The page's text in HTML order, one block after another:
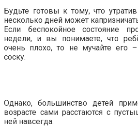
Будьте готовы к тому, что
несколько дней может
Если беспокойное состояние
недели, и вы понимаете, что
очень плохо, то не мучайте его
соску.
Однако, большинство детей
возрасте сами расстаются с
ней навсегда.